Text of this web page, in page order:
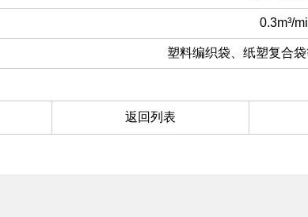
0.3m³/
塑料编织袋、纸塑复合
返回列表